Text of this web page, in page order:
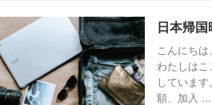
日本帰
こんにち
わたしは
していま
額、加入 ...